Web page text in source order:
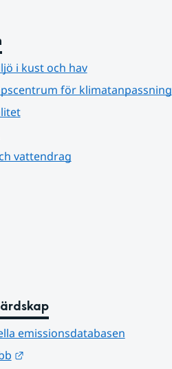
i kust och hav
för klimatanpassning
vattendrag
emissionsdatabasen
Länk till annan webbplats.